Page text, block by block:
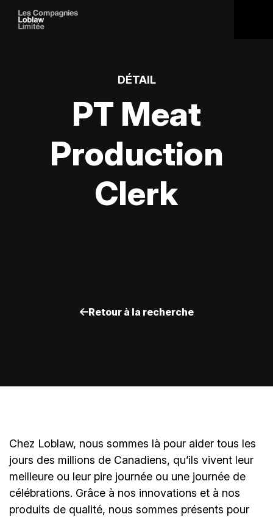
DÉTAIL
PT Meat
Production
Clerk
Retour à la recherche
Chez Loblaw, nous sommes là pour aider tous les
jours des millions de Canadiens, qu’ils vivent leur
meilleure ou leur pire journée ou une journée de
célébrations. Grâce à nos innovations et à nos
produits de qualité, nous sommes présents pour